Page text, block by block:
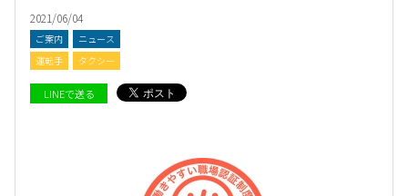
2021/06/04
ご案内
ニュース
運転手
タクシー
LINEで送る